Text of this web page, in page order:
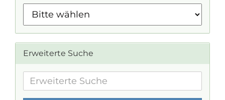
Erweiterte Suche
Erweiterte
Suche